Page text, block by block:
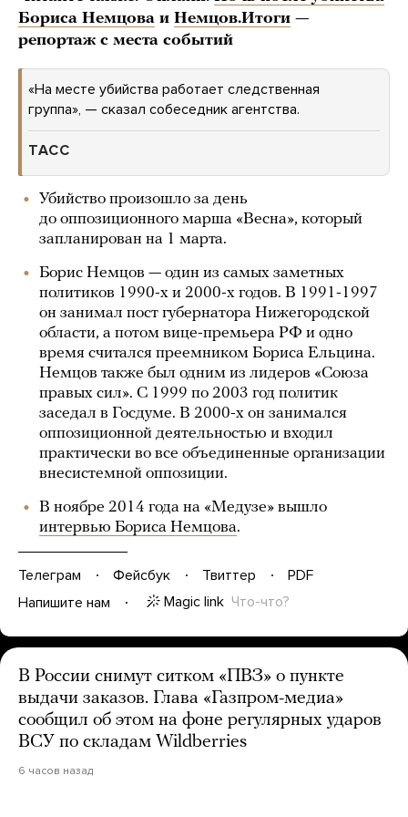
Бориса Немцова и Немцов.Итоги —
репортаж с места событий
«На месте убийства работает следственная
группа», — сказал собеседник агентства.
ТАСС
Убийство произошло за день
до оппозиционного марша «Весна», который
запланирован на 1 марта.
Борис Немцов — один из самых заметных
политиков 1990-х и 2000-х годов. В 1991-1997
он занимал пост губернатора Нижегородской
области, а потом вице-премьера РФ и одно
время считался преемником Бориса Ельцина.
Немцов также был одним из лидеров «Союза
правых сил». С 1999 по 2003 год политик
заседал в Госдуме. В 2000-х он занимался
оппозиционной деятельностью и входил
практически во все объединенные организации
внесистемной оппозиции.
В ноябре 2014 года на «Медузе» вышло
интервью Бориса Немцова.
Телеграм Фейсбук Твиттер
PDF
Напишите нам
Magic link Что-что?
В России снимут ситком «ПВЗ» о пункте
выдачи заказов. Глава «Газпром-медиа»
сообщил об этом на фоне регулярных ударов
ВСУ по складам Wildberries
6 часов назад